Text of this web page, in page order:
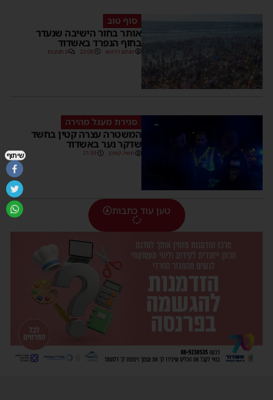
סוף טוב
אותר בחור הישיבה שנעדר
בחוף הנפרד באשדוד
מנחם דויטש 22:08 3 תגובות
סגירת מעגל מהירה
המשטרה עצרה קטין בחשד
שדקר נער באשדוד
משה קאהן 21:59
טען עוד כתבות
שיתוף